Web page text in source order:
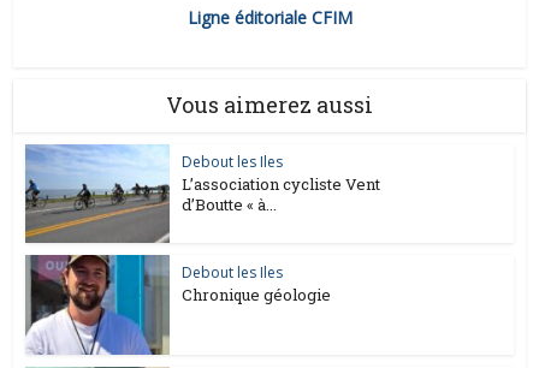
Ligne éditoriale CFIM
Vous aimerez aussi
Debout les Iles
L’association cycliste Vent
d’Boutte « à...
Debout les Iles
Chronique géologie